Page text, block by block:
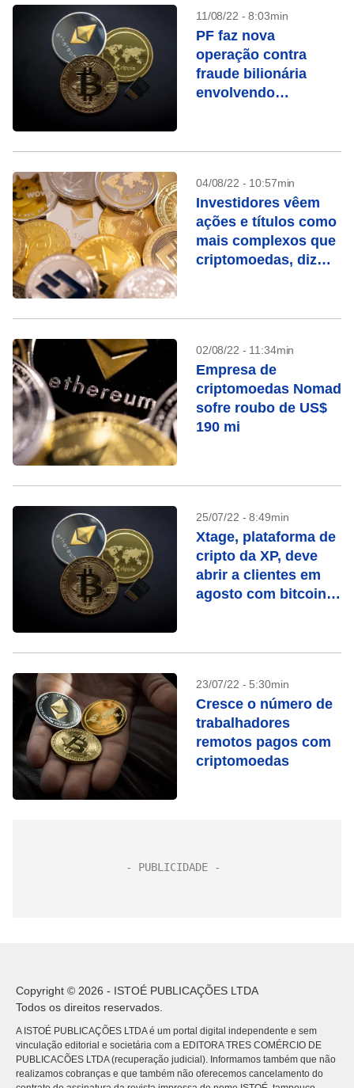
11/08/22 - 8:03min
PF faz nova
operação contra
fraude bilionária
envolvendo
04/08/22 - 10:57min
Investidores vêem
ações e títulos como
mais complexos que
criptomoedas, diz
02/08/22 - 11:34min
Empresa de
criptomoedas Nomad
sofre roubo de US$
190 mi
25/07/22 - 8:49min
Xtage, plataforma de
cripto da XP, deve
abrir a clientes em
agosto com bitcoin e
23/07/22 - 5:30min
Cresce o número de
trabalhadores
remotos pagos com
criptomoedas
Copyright © 2026 - ISTOÉ PUBLICAÇÕES LTDA
Todos os direitos reservados.
A ISTOÉ PUBLICAÇÕES LTDA é um portal digital independente e sem
vinculação editorial e societária com a EDITORA TRES COMÉRCIO DE
PUBLICACÕES LTDA (recuperação judicial). Informamos também que não
realizamos cobranças e que também não oferecemos cancelamento do